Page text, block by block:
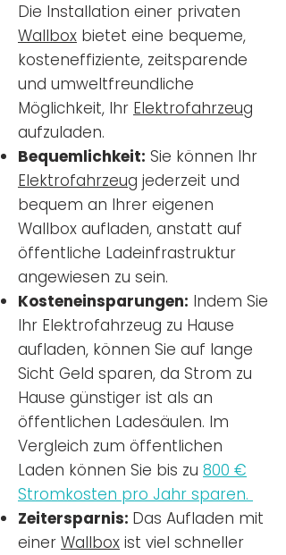
Die Installation einer privaten
Wallbox bietet eine bequeme,
kosteneffiziente, zeitsparende
und umweltfreundliche
Möglichkeit, Ihr Elektrofahrzeug
aufzuladen.
Bequemlichkeit: Sie können Ihr
Elektrofahrzeug jederzeit und
bequem an Ihrer eigenen
Wallbox aufladen, anstatt auf
öffentliche Ladeinfrastruktur
angewiesen zu sein.
Kosteneinsparungen: Indem Sie
Ihr Elektrofahrzeug zu Hause
aufladen, können Sie auf lange
Sicht Geld sparen, da Strom zu
Hause günstiger ist als an
öffentlichen Ladesäulen. Im
Vergleich zum öffentlichen
Laden können Sie bis zu 800 €
Stromkosten pro Jahr sparen.
Zeitersparnis: Das Aufladen mit
einer Wallbox ist viel schneller